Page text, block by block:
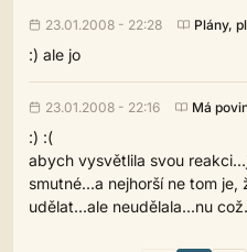
23.01.2008 - 22:28 Plány,
:) ale jo
23.01.2008 - 22:16 Má
:) :(
abych vysvětlila svou
smutné...a nejhorší ne tom je,
udělat...ale neudělala...nu